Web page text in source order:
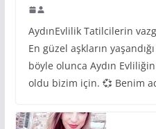
AydınEvlilik Tatilcilerin
En güzel aşkların
böyle olunca Aydın Evliliğin
oldu bizim için. 💞 Benim